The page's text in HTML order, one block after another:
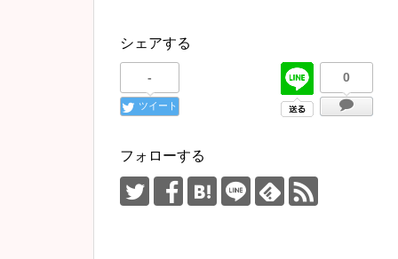
シェアする
-
ツイート
0
フォローする